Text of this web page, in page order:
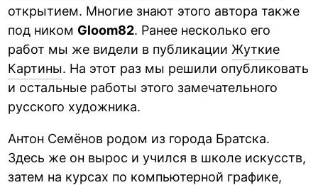
открытием. Многие знают этого автора также
под ником Gloom82. Ранее несколько его
работ мы же видели в публикации Жуткие
Картины. На этот раз мы решили опубликовать
и остальные работы этого замечательного
русского художника.
Антон Семёнов родом из города Братска.
Здесь же он вырос и учился в школе искусств,
затем на курсах по компьютерной графике,